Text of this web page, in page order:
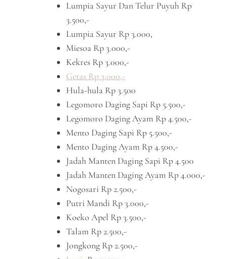
Lumpia Sayur Dan Telur Puyuh Rp
3.500,-
Lumpia Sayur Rp 3.000,
Miesoa Rp 3.000,-
Kekres Rp 3.000,-
Getas Rp 3.000,-
Hula-hula Rp 3.500
Legomoro Daging Sapi Rp 5.500,-
Legomoro Daging Ayam Rp 4.500,-
Mento Daging Sapi Rp 5.500,-
Mento Daging Ayam Rp 4.500,-
Jadah Manten Daging Sapi Rp 4.500
Jadah Manten Daging Ayam Rp 4.000,-
Nogosari Rp 2.500,-
Putri Mandi Rp 3.000,-
Koeko Apel Rp 3.500,-
Talam Rp 2.500,-
Jongkong Rp 2.500,-